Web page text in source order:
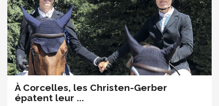
À Corcelles, les Christen-Gerber
épatent leur ...